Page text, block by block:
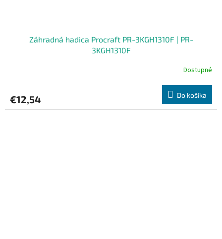
Záhradná hadica Procraft PR-3KGH1310F | PR-
3KGH1310F
Dostupné
€12,54 Do košíka